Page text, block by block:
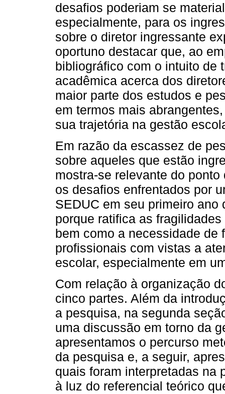
desafios poderiam se
especialmente, para os
sobre o diretor ingressante
oportuno destacar que, ao
bibliográfico com o intuito de
acadêmica acerca dos
maior parte dos estudos e
em termos mais
sua trajetória na gestão
Em razão da escassez de
sobre aqueles que estão
mostra-se relevante do
os desafios enfrentados por
SEDUC em seu primeiro
porque ratifica as
bem como a necessidade de
profissionais com vistas a
escolar, especialmente em
Com relação à organização
cinco partes. Além da
a pesquisa, na segunda
uma discussão em torno da
apresentamos o percurso
da pesquisa e, a seguir,
quais foram interpretadas na
à luz do referencial teórico